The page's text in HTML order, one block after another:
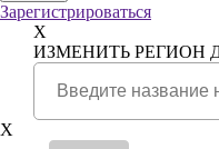
Зарегистрироваться
X
ИЗМЕНИТЬ РЕГИОН
X